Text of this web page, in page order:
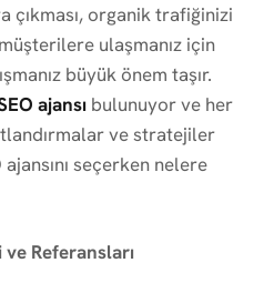
çıkması, organik trafiğinizi
ulaşmanız için
büyük önem taşır.
ajansı bulunuyor ve her
ve stratejiler
seçerken nelere
ve Referansları